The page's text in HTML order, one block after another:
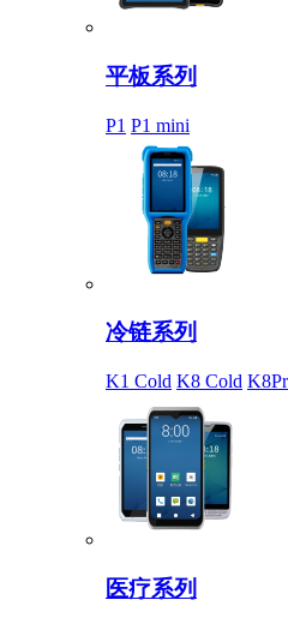
平板系列
P1 P1 mini
冷链系列
K1 Cold K8 Cold
医疗系列